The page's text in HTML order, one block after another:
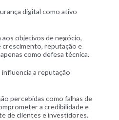
digital como ativo
aos objetivos de negócio,
reputação e
como defesa técnica.
influencia a reputação
percebidas como falhas de
a credibilidade e
de clientes e investidores.